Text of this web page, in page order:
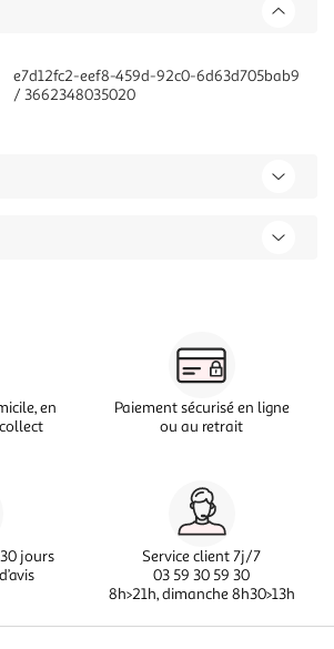
e7d12fc2-eef8-459d-92c0-6d63d705bab9
/ 3662348035020
en
Paiement sécurisé en ligne
ou au retrait
jours
Service client 7j/7
03 59 30 59 30
8h>21h, dimanche 8h30>13h